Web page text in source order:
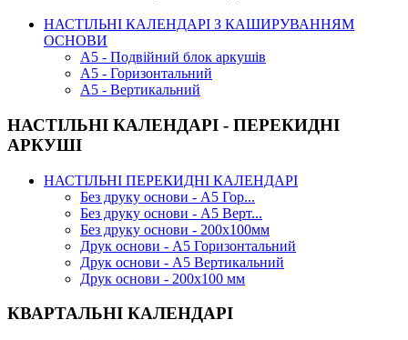
НАСТІЛЬНІ КАЛЕНДАРІ З КАШИРУВАННЯМ
ОСНОВИ
А5 - Подвійний блок аркушів
А5 - Горизонтальний
А5 - Вертикальний
НАСТІЛЬНІ КАЛЕНДАРІ - ПЕРЕКИДНІ
АРКУШІ
НАСТІЛЬНІ ПЕРЕКИДНІ КАЛЕНДАРІ
Без друку основи - А5 Гор...
Без друку основи - А5 Верт...
Без друку основи - 200х100мм
Друк основи - А5 Горизонтальний
Друк основи - А5 Вертикальний
Друк основи - 200х100 мм
КВАРТАЛЬНІ КАЛЕНДАРІ